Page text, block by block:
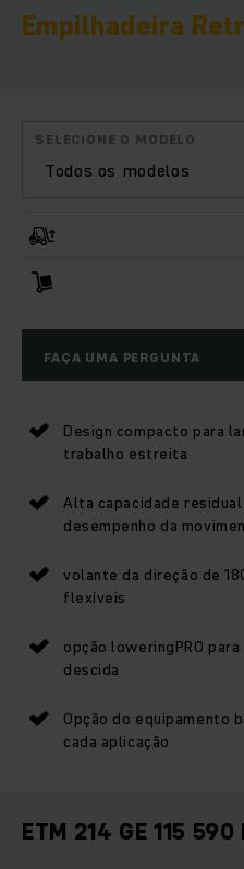
Empilhadeira
Todos os modelos
SELECIONE O MODELO
FAÇA UMA PERGUNTA
Design compacto para
trabalho estreita
Alta capacidade
desempenho da
volante da direção de
flexíveis
opção loweringPRO
descida
Opção do equipamento
cada aplicação
ETM 214 GE 115 590